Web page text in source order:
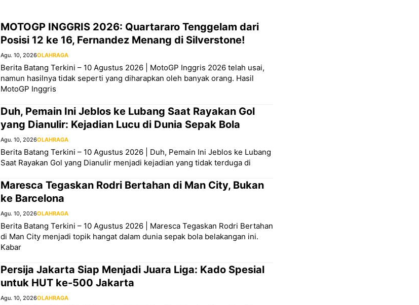
MOTOGP INGGRIS 2026: Quartararo Tenggelam dari
Posisi 12 ke 16, Fernandez Menang di Silverstone!
Agu. 10, 2026OLAHRAGA
Berita Batang Terkini – 10 Agustus 2026 | MotoGP Inggris 2026 telah usai,
namun hasilnya tidak seperti yang diharapkan oleh banyak orang. Hasil
MotoGP Inggris
Duh, Pemain Ini Jeblos ke Lubang Saat Rayakan Gol
yang Dianulir: Kejadian Lucu di Dunia Sepak Bola
Agu. 10, 2026OLAHRAGA
Berita Batang Terkini – 10 Agustus 2026 | Duh, Pemain Ini Jeblos ke Lubang
Saat Rayakan Gol yang Dianulir menjadi kejadian yang tidak terduga di
Maresca Tegaskan Rodri Bertahan di Man City, Bukan
ke Barcelona
Agu. 10, 2026OLAHRAGA
Berita Batang Terkini – 10 Agustus 2026 | Maresca Tegaskan Rodri Bertahan
di Man City menjadi topik hangat dalam dunia sepak bola belakangan ini.
Kabar
Persija Jakarta Siap Menjadi Juara Liga: Kado Spesial
untuk HUT ke-500 Jakarta
Agu. 10, 2026OLAHRAGA